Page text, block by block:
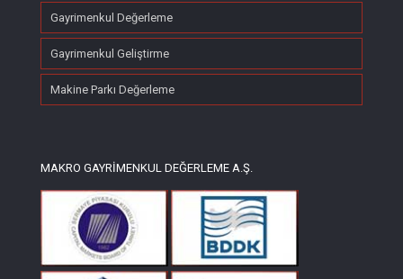
Gayrimenkul Değerleme
Gayrimenkul Geliştirme
Makine Parkı Değerleme
MAKRO GAYRİMENKUL DEĞERLEME A.Ş.